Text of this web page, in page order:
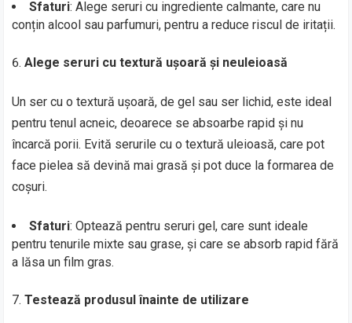
Sfaturi: Alege seruri cu ingrediente calmante, care nu
conțin alcool sau parfumuri, pentru a reduce riscul de iritații.
Alege seruri cu textură ușoară și neuleioasă
Un ser cu o textură ușoară, de gel sau ser lichid, este ideal
pentru tenul acneic, deoarece se absoarbe rapid și nu
încarcă porii. Evită serurile cu o textură uleioasă, care pot
face pielea să devină mai grasă și pot duce la formarea de
coșuri.
Sfaturi: Optează pentru seruri gel, care sunt ideale
pentru tenurile mixte sau grase, și care se absorb rapid fără
a lăsa un film gras.
Testează produsul înainte de utilizare